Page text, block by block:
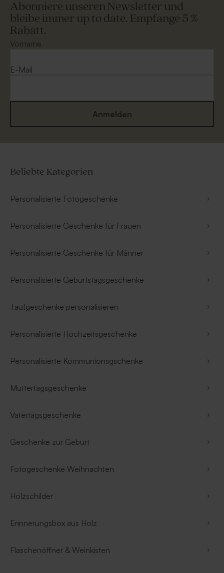
Abonniere unseren Newsletter und
bleibe immer up to date. Empfange 5 %
Rabatt.
Vorname
E-Mail
Anmelden
Beliebte Kategorien
Personalisierte Fotogeschenke
Personalisierte Geschenke für Frauen
Personalisierte Geschenke für Männer
Personalisierte Geburtstagsgeschenke
Taufgeschenke personalisieren
Personalisierte Hochzeitsgeschenke
Personalisierte Kommunionsgschenke
Muttertagsgeschenke
Vatertagsgeschenke
Geschenke zur Geburt
Fotogeschenke Weihnachten
Holzschilder
Erinnerungsbox aus Holz
Flaschenöffner & Weinkisten